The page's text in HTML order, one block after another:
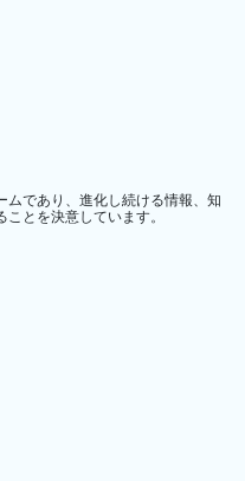
ムであり、進化し続ける情報、知
とを決意しています。